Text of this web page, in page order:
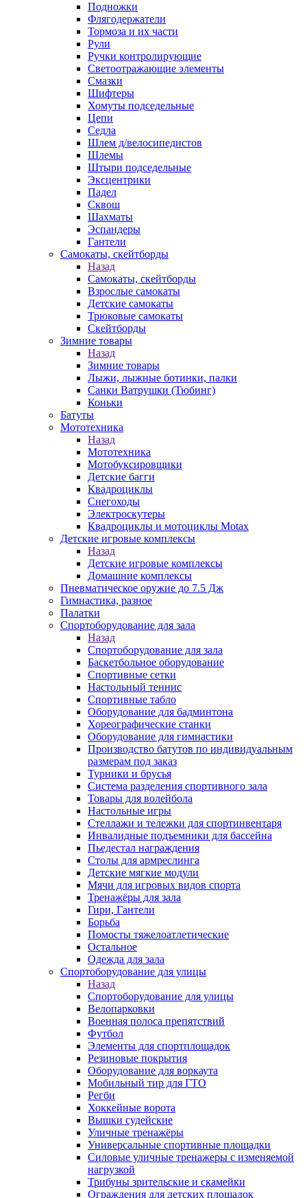
Подножки
Флягодержатели
Тормоза и их части
Рули
Ручки контролирующие
Светоотражающие элементы
Смазки
Шифтеры
Хомуты подседельные
Цепи
Седла
Шлем д/велосипедистов
Шлемы
Штыри подседельные
Эксцентрики
Падел
Сквош
Шахматы
Эспандеры
Гантели
Самокаты, скейтборды
Назад
Самокаты, скейтборды
Взрослые самокаты
Детские самокаты
Трюковые самокаты
Скейтборды
Зимние товары
Назад
Зимние товары
Лыжи, лыжные ботинки, палки
Санки Ватрушки (Тюбинг)
Коньки
Батуты
Мототехника
Назад
Мототехника
Мотобуксировщики
Детские багги
Квадроциклы
Снегоходы
Электроскутеры
Квадроциклы и мотоциклы Motax
Детские игровые комплексы
Назад
Детские игровые комплексы
Домашние комплексы
Пневматическое оружие до 7.5 Дж
Гимнастика, разное
Палатки
Спортоборудование для зала
Назад
Спортоборудование для зала
Баскетбольное оборудование
Спортивные сетки
Настольный теннис
Спортивные табло
Оборудование для бадминтона
Хореографические станки
Оборудование для гимнастики
Производство батутов по индивидуальным
размерам под заказ
Турники и брусья
Система разделения спортивного зала
Товары для волейбола
Настольные игры
Стеллажи и тележки для спортинвентаря
Инвалидные подъемники для бассейна
Пьедестал награждения
Столы для армреслинга
Детские мягкие модули
Мячи для игровых видов спорта
Тренажёры для зала
Гири, Гантели
Борьба
Помосты тяжелоатлетические
Остальное
Одежда для зала
Спортоборудование для улицы
Назад
Спортоборудование для улицы
Велопарковки
Военная полоса препятствий
Футбол
Элементы для спортплощадок
Резиновые покрытия
Оборудование для воркаута
Мобильный тир для ГТО
Регби
Хоккейные ворота
Вышки судейские
Уличные тренажёры
Универсальные спортивные площадки
Силовые уличные тренажеры с изменяемой
нагрузкой
Трибуны зрительские и скамейки
Ограждения для детских площадок